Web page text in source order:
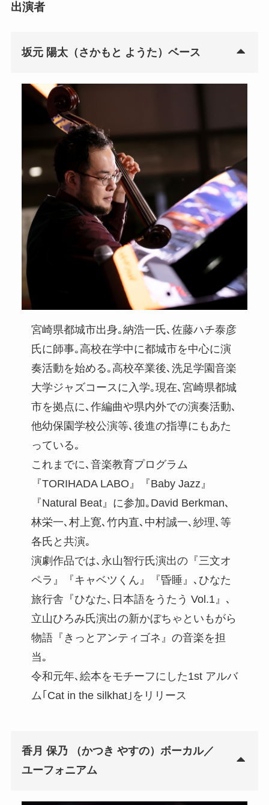
出演者
坂元 陽太（さかもと ようた）ベース
宮崎県都城市出身｡納浩一氏､佐藤ハチ泰彦
氏に師事｡高校在学中に都城市を中心に演
奏活動を始める｡高校卒業後､洗足学園音楽
大学ジャズコースに入学｡現在､宮崎県都城
市を拠点に､作編曲や県内外での演奏活動､
他幼保園学校公演等､後進の指導にもあた
っている｡
これまでに､音楽教育プログラム
『TORIHADA LABO』『Baby Jazz』
『Natural Beat』に参加｡David Berkman､
林栄一､村上寛､竹内直､中村誠一､紗理､等
各氏と共演｡
演劇作品では､永山智行氏演出の『三文オ
ペラ』『キャベツくん』『昏睡』､ひなた
旅行舎『ひなた､日本語をうたう Vol.1』､
立山ひろみ氏演出の新かぼちゃといもがら
物語『きっとアンティゴネ』の音楽を担
当｡
令和元年､絵本をモチーフにした1st アルバ
ム｢Cat in the silkhat｣をリリース
香月 保乃 （かつき やすの）ボーカル／
ユーフォニアム